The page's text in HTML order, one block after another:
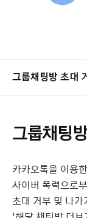
그룹채팅방 초대
그룹채팅
카카오톡을 이용
사이버 폭력으로
초대 거부 및 나